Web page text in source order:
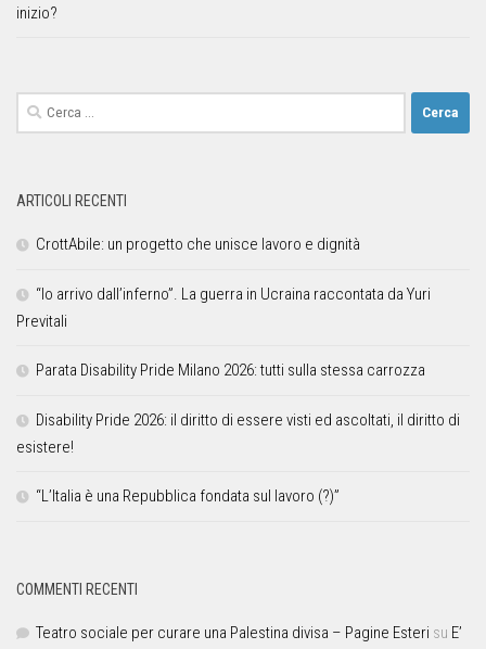
inizio?
ARTICOLI RECENTI
CrottAbile: un progetto che unisce lavoro e dignità
“Io arrivo dall’inferno”. La guerra in Ucraina raccontata da Yuri
Previtali
Parata Disability Pride Milano 2026: tutti sulla stessa carrozza
Disability Pride 2026: il diritto di essere visti ed ascoltati, il diritto di
esistere!
“L’Italia è una Repubblica fondata sul lavoro (?)”
COMMENTI RECENTI
Teatro sociale per curare una Palestina divisa – Pagine Esteri su E’